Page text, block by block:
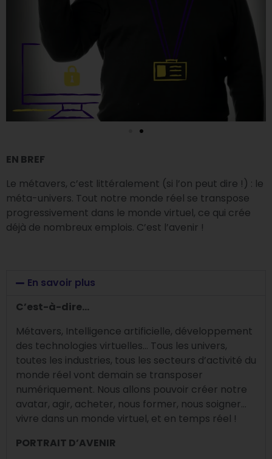
EN BREF
Le métavers, c’est littéralement (si l’on peut dire !) : le
méta-univers. Tout notre monde réel se transpose
progressivement dans le monde virtuel, ce qui crée
déjà de nombreux emplois. C’est l’avenir !
En savoir plus
C’est-à-dire…
Métavers, Intelligence artificielle, développement
des technologies virtuelles… Tous les univers,
toutes les industries, tous les secteurs d’activité du
monde réel vont demain se transposer
numériquement. Nous allons pouvoir créer notre
avatar, agir, acheter, nous former, nous soigner…
vivre dans un monde virtuel, et en temps réel !
PORTRAIT D’AVENIR